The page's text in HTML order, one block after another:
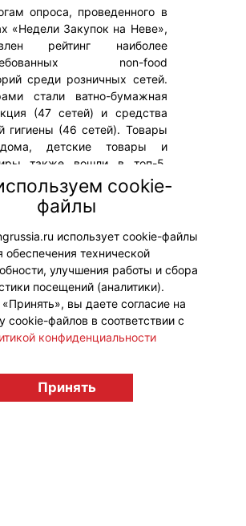
опроса, проведенного в
«Недели Закупок на Неве»,
рейтинг наиболее
non-food
среди розничных сетей.
стали ватно-бумажная
(47 сетей) и средства
гигиены (46 сетей). Товары
детские товары и
также вошли в топ-5.
охватывает более 20
– от бытовой химии до
и крупной
2009-2026 12+
cookie-
файлы
использует cookie-файлы
обеспечения технической
улучшения работы и сбора
посещений (аналитики).
вы даете согласие на
cookie-файлов в соответствии с
конфиденциальности
Принять